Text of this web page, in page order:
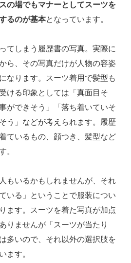
の場でもマナーとしてスーツを
るのが基本となっています。
てしまう履歴書の写真。実際に
ら、その写真だけが人物の容姿
なります。スーツ着用で髪型も
ける印象としては「真面目そ
ができそう」「落ち着いていそ
う」などが考えられます。履歴
ているもの、顔つき、髪型など
。
もいるかもしれませんが、それ
いる」ということで服装につい
ます。スーツを着た写真が加点
りませんが「スーツが当たり
多いので、それ以外の選択肢を
ます。